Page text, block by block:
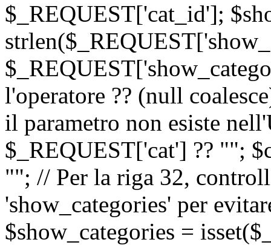
$_REQUEST['cat_id'];
l'operatore ?? (null
il parametro non esiste
$_REQUEST['cat'] ?? "";
""; // Per la riga 32,
'show_categories' per
$show_categories =